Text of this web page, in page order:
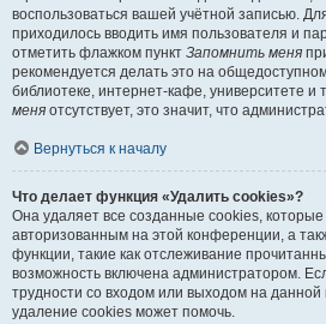
воспользоваться вашей учётной записью.
приходилось вводить имя пользователя и
отметить флажком пункт Запомнить меня
рекомендуется делать это на
библиотеке, интернет-кафе, университете и
меня отсутствует, это значит, что
Вернуться к началу
Что делает функция «Удалить cookies»?
Она удаляет все созданные cookies,
авторизованным на этой конференции, а
функции, такие как отслеживание
возможность включена администратором.
трудности со входом или выходом на
удаление cookies может помочь.